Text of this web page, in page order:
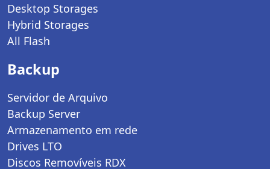
Desktop Storages
Hybrid Storages
All Flash
Backup
Servidor de Arquivo
Backup Server
Armazenamento em rede
Drives LTO
Discos Removíveis RDX